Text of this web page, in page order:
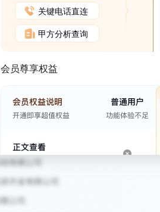
关键电话直连
甲方分析查询
会员尊享权益